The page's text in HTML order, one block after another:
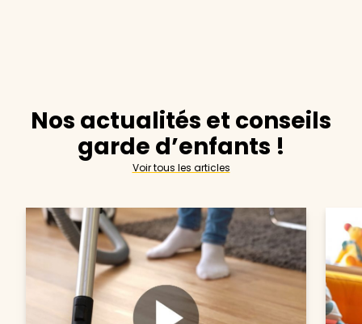
Nos actualités et conseils
garde d’enfants !
Voir tous les articles